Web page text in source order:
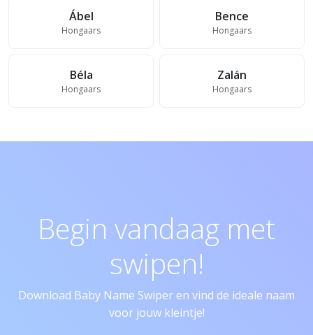
Ábel
Hongaars
Bence
Hongaars
Béla
Hongaars
Zalán
Hongaars
Begin vandaag met
swipen!
Download Baby Name Swiper en vind de ideale naam
voor jouw kleintje!